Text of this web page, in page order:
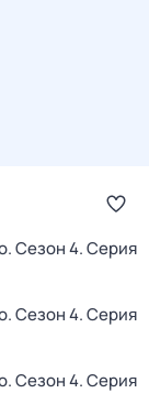
. Сезон 4. Серия
. Сезон 4. Серия
. Сезон 4. Серия